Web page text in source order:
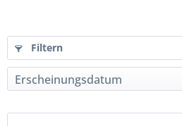
Filtern